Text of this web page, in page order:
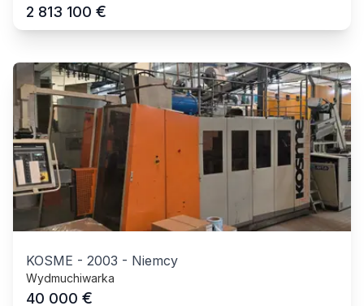
2 813 100 €
KOSME - 2003 - Niemcy
Wydmuchiwarka
40 000 €